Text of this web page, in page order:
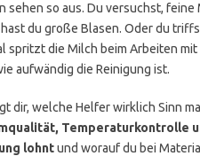
sehen so aus. Du versuchst,
du große Blasen. Oder du
spritzt die Milch beim Arbeiten
aufwändig die Reinigung ist.
dir, welche Helfer wirklich Sinn
Temperaturkontrolle
lohntund worauf du bei